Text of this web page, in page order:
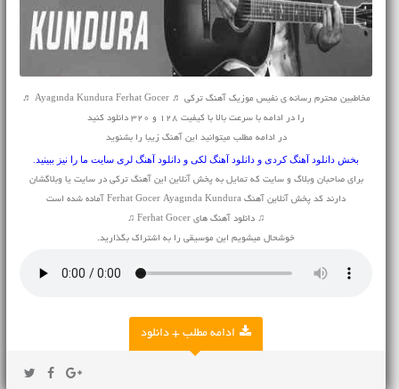
مخاطبین محترم رسانه ی نفیس موزیک آهنگ ترکی ♬ Ayagında Kundura Ferhat Gocer ♬
را در ادامه با سرعت بالا با کیفیت 128 و 320 دانلود کنید
در ادامه مطلب میتوانید این آهنگ زیبا را بشنوید
بخش دانلود آهنگ کردیو دانلود آهنگ لکیو دانلود آهنگ لریسایت ما را نیز ببینید.
برای صاحبان وبلاگ و سایت که تمایل به پخش آنلاین این آهنگ ترکی در سایت یا وبلاگشان
دارند کد پخش آنلاین آهنگ Ferhat Gocer Ayagında Kundura آماده شده است
♫ دانلود آهنگ های Ferhat Gocer ♫
خوشحال میشویم این موسیقی را به اشتراک بگذارید.
ادامه مطلب + دانلود